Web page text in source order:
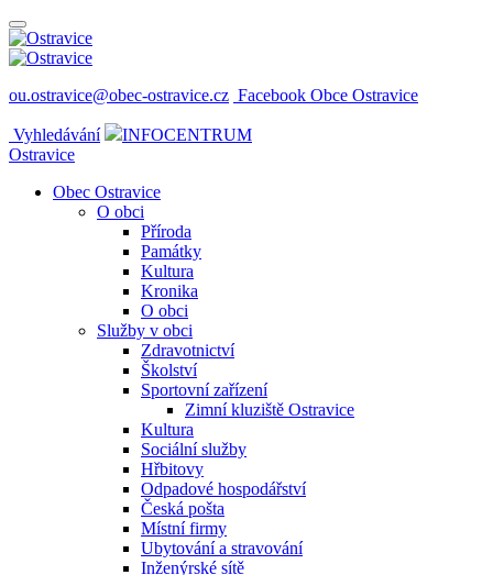
ou.ostravice@obec-ostravice.cz Facebook Obce Ostravice
Vyhledávání
INFOCENTRUM
Ostravice
Obec Ostravice
O obci
Příroda
Památky
Kultura
Kronika
O obci
Služby v obci
Zdravotnictví
Školství
Sportovní zařízení
Zimní kluziště Ostravice
Kultura
Sociální služby
Hřbitovy
Odpadové hospodářství
Česká pošta
Místní firmy
Ubytování a stravování
Inženýrské sítě